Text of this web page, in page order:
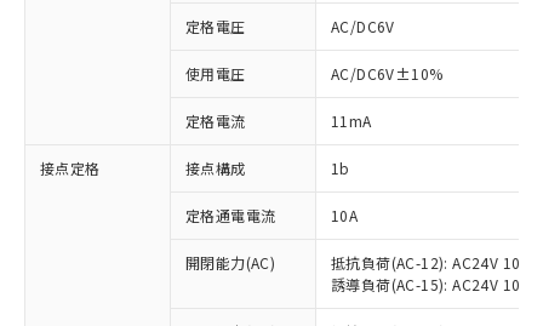
定格電圧 AC/DC6V
使用電圧 AC/DC6V±10%
定格電流 11mA
接点定格 接点構成 1b
定格通電電流 10A
開閉能力(AC)
抵抗負荷(AC-12): AC24V 10A/
誘導負荷(AC-15): AC24V
以下の条件をお読みいただき、同意のうえ
本サービスは、当社制御機器事業取扱
商品の当社在庫状況および標準価格
(税抜)を提供させていただくもので
当社制御機器事業取扱商品の中には、
本サービスの対象外となる商品もある
対応予定：EU RoHS指令（10物質）の非含
有に対応した製品に切り替える予定のある
対応予定なし：EU RoHS指令（10物質）の
非含有に非対応の商品で、対応品を出す予
調査・確認中：EU RoHS指令（10物質）の
非含有の対応状況を調査中または確認中の
非該当品：ライセンス料など無形物で、有
害物質有無と関係のない商品です。
仕入先様の事情により、非含有部品として
「○」：最大均質材料含有率が中国RoHSの
基準値以下であることを示します。
「×」：最大均質材料含有率が中国RoHSの